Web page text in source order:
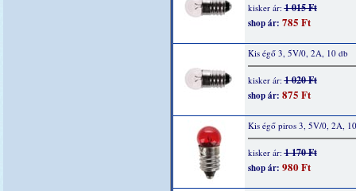
kisker ár:1 015 Ft
shop ár: 785 Ft
Kis égő 3, 5V/0, 2A, 10 db
kisker ár:1 020 Ft
shop ár: 875 Ft
Kis égő piros 3, 5V/0, 2A,
kisker ár:1 170 Ft
shop ár: 980 Ft